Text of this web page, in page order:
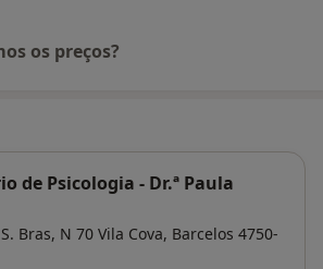
os preços?
de Psicologia - Dr.ª Paula
Bras, N 70 Vila Cova, Barcelos 4750-